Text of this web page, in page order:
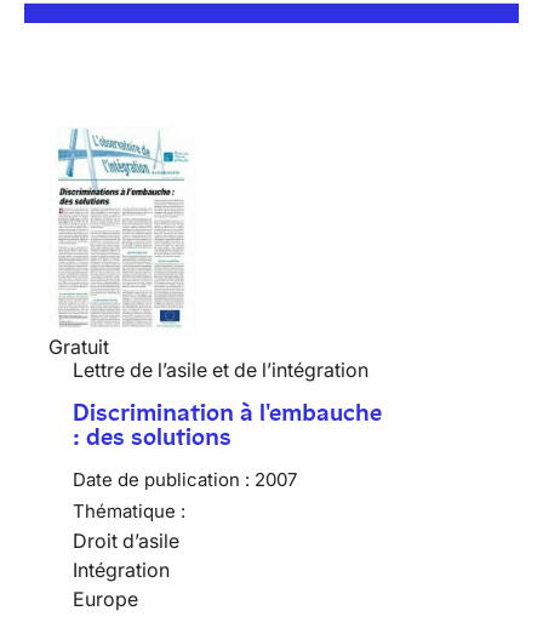
Gratuit
Lettre de l’asile et de l’intégration
Discrimination à l'embauche
: des solutions
Date de publication : 2007
Thématique :
Droit d’asile
Intégration
Europe